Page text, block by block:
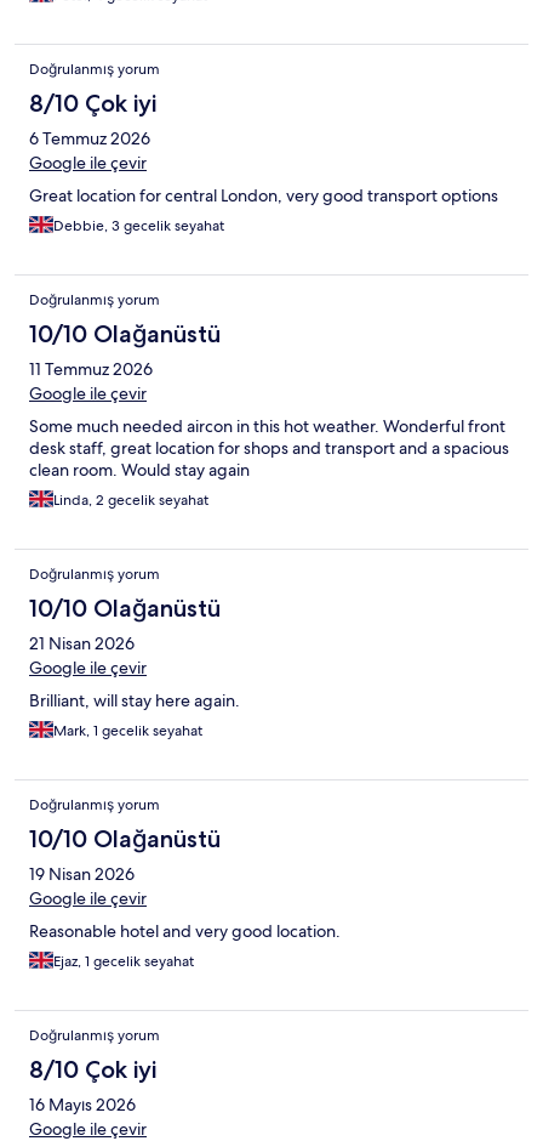
Doğrulanmış yorum
8/10 Çok iyi
6 Temmuz 2026
Google ile çevir
Great location for central London, very good transport options
Debbie, 3 gecelik seyahat
Doğrulanmış yorum
10/10 Olağanüstü
11 Temmuz 2026
Google ile çevir
Some much needed aircon in this hot weather. Wonderful front
desk staff, great location for shops and transport and a spacious
clean room. Would stay again
Linda, 2 gecelik seyahat
Doğrulanmış yorum
10/10 Olağanüstü
21 Nisan 2026
Google ile çevir
Brilliant, will stay here again.
Mark, 1 gecelik seyahat
Doğrulanmış yorum
10/10 Olağanüstü
19 Nisan 2026
Google ile çevir
Reasonable hotel and very good location.
Ejaz, 1 gecelik seyahat
Doğrulanmış yorum
8/10 Çok iyi
16 Mayıs 2026
Google ile çevir